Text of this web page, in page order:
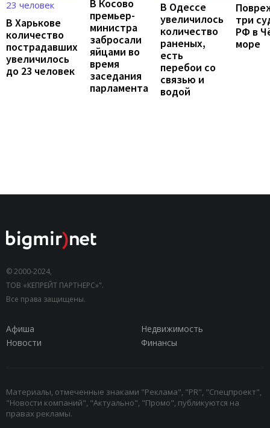
В Харькове
количество
пострадавших
увеличилось
до 23 человек
В Косово
премьер-
министра
забросали
яйцами во
время
заседания
парламента
В Одессе
увеличилось
количество
раненых,
есть
перебои со
связью и
водой
три
РФ в
море
© 2000-2024,
ТОВ «КЕПРЕЙТ ПАРТНЕРС»".
Все права защищены.
Афиша
Недвижимость
Новости
Финансы
Материалы, отмеченные знаками "Реклама", "PR", "Спецпроект",
"Новости компаний", "Актуально", "Промо", публикуются на
правах рекламы.